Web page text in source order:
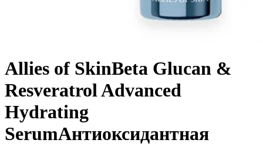
Allies of SkinBeta Glucan &
Resveratrol Advanced
Hydrating
SerumАнтиоксидантная